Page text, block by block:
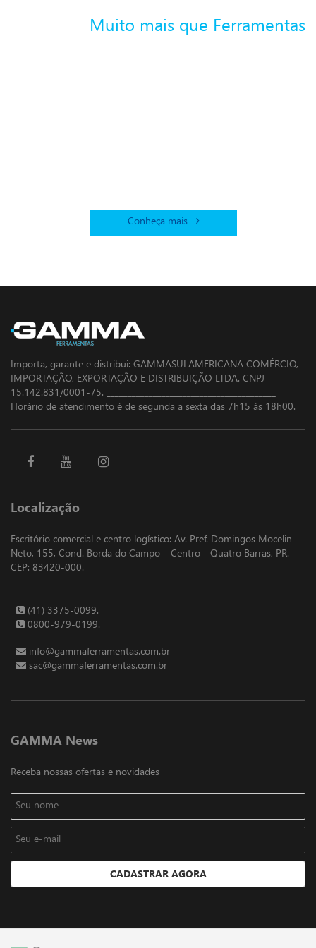
Muito mais que Ferramentas
Conheça mais
Importa, garante e distribui: GAMMASULAMERICANA COMÉRCIO,
IMPORTAÇÃO, EXPORTAÇÃO E DISTRIBUIÇÃO LTDA. CNPJ
15.142.831/0001-75. ________________________________________
Horário de atendimento é de segunda a sexta das 7h15 às 18h00.
Localização
Escritório comercial e centro logístico: Av. Pref. Domingos Mocelin
Neto, 155, Cond. Borda do Campo – Centro - Quatro Barras, PR.
CEP: 83420-000.
(41) 3375-0099.
0800-979-0199.
info@gammaferramentas.com.br
sac@gammaferramentas.com.br
GAMMA News
Receba nossas ofertas e novidades